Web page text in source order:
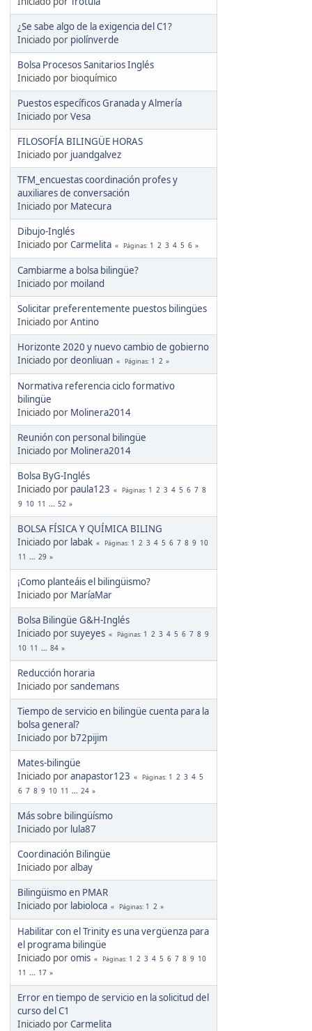
¿Se sabe algo de la exigencia del C1?
Iniciado por piolínverde
Bolsa Procesos Sanitarios Inglés
Iniciado por bioquímico
Puestos específicos Granada y Almería
Iniciado porVesa
FILOSOFÍA BILINGÜE HORAS
Iniciado por juandgalvez
TFM_encuestas coordinación profes y
auxiliares de conversación
Iniciado por Matecura
Dibujo-Inglés
Iniciado porCarmelita Páginas 1 2 3 4 5 6
Cambiarme a bolsa bilingüe?
Iniciado por moiland
Solicitar preferentemente puestos bilingües
Iniciado porAntino
Horizonte 2020 y nuevo cambio de gobierno
Iniciado pordeonliuan Páginas 1 2
Normativa referencia ciclo formativo
bilingüe
Iniciado por Molinera2014
Reunión con personal bilingüe
Iniciado por Molinera2014
Bolsa ByG-Inglés
Iniciado por paula123 Páginas 1 2 3 4 5 6 7 8
9 10 11 ... 52
BOLSA FÍSICA Y QUÍMICA BILING
Iniciado por labak Páginas 1 2 3 4 5 6 7 8 9 10
11 ... 29
¡Como planteáis el bilingüismo?
Iniciado por MaríaMar
Bolsa Bilingüe G&H-Inglés
Iniciado porsuyeyes Páginas 1 2 3 4 5 6 7 8 9
10 11 ... 84
Reducción horaria
Iniciado porsandemans
Tiempo de servicio en bilingüe cuenta para la
bolsa general?
Iniciado por b72pijim
Mates-bilingüe
Iniciado poranapastor123 Páginas 1 2 3 4 5
6 7 8 9 10 11 ... 24
Más sobre bilingüísmo
Iniciado por lula87
Coordinación Bilingüe
Iniciado poralbay
Bilingüismo en PMAR
Iniciado por labioloca Páginas 1 2
Habilitar con el Trinity es una vergüenza para
el programa bilingüe
Iniciado poromis Páginas 1 2 3 4 5 6 7 8 9 10
11 ... 17
Error en tiempo de servicio en la solicitud del
curso del C1
Iniciado porCarmelita